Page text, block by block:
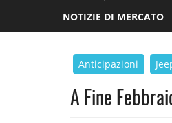
NOTIZIE DI MERCATO
Anticipazioni
A Fine